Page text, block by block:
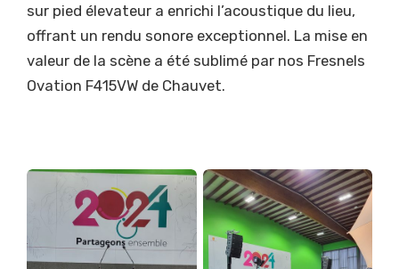
sur pied élevateur a enrichi l’acoustique du lieu,
offrant un rendu sonore exceptionnel. La mise en
valeur de la scène a été sublimé par nos Fresnels
Ovation F415VW de Chauvet.